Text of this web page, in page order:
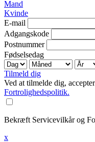
Mand
Kvinde
E-mail
Adgangskode
Postnummer
Fødselsedag
Tilmeld dig
Ved at tilmelde dig,
Fortrolighedspolitik.
Bekræft Servicevilkår og
x